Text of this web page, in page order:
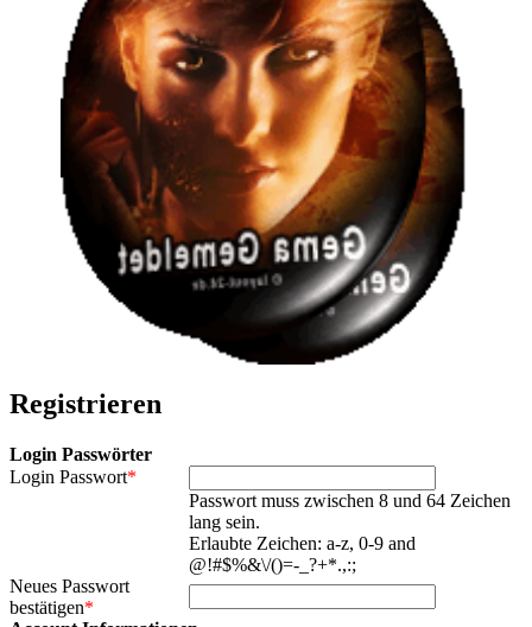
Registrieren
Login Passwörter
Login Passwort*
Passwort muss zwischen 8 und 64 Zeichen
lang sein.
Erlaubte Zeichen: a-z, 0-9 and
@!#$%&\/()=-_?+*.,:;
Neues Passwort
bestätigen*